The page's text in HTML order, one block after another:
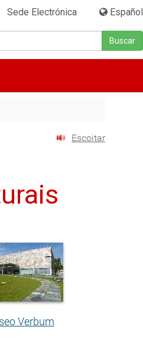
Sede Electrónica Español
Buscar
Escoitar
Verbum